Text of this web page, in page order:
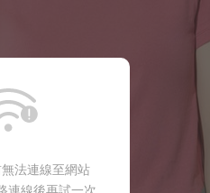
法連線至網站
連線後再試一次